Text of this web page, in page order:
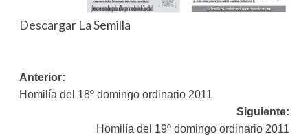
Descargar La Semilla
Navegación
de
entradas
Anterior:
Homilía del 18º domingo ordinario 2011
Siguiente:
Homilía del 19º domingo ordinario 2011